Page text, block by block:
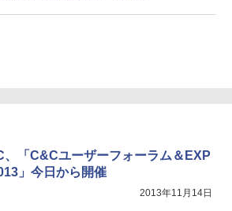
、「C&Cユーザーフォーラム＆EXP
」今日から開催
2013年11月14日